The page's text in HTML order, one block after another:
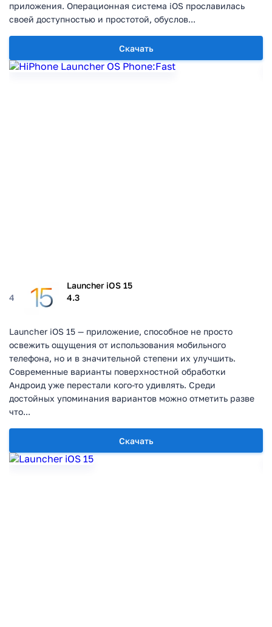
Скачать
приложения. Операционная система iOS прославилась
своей доступностью и простотой, обуслов...
4
Launcher iOS 15
4.3
Скачать
Launcher iOS 15 — приложение, способное не просто
освежить ощущения от использования мобильного
телефона, но и в значительной степени их улучшить.
Современные варианты поверхностной обработки
Андроид уже перестали кого-то удивлять. Среди
достойных упоминания вариантов можно отметить разве
что...